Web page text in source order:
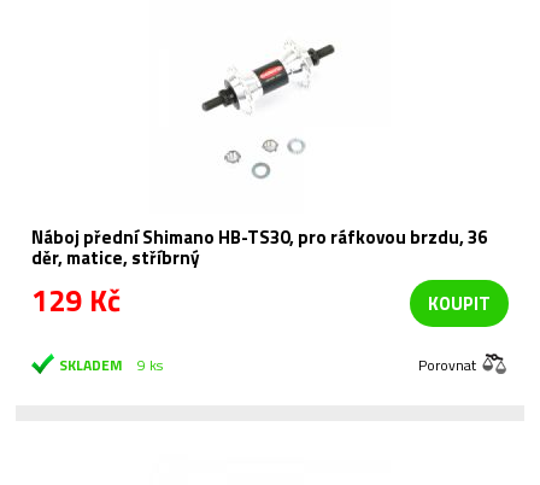
Náboj přední Shimano HB-TS30, pro ráfkovou brzdu, 36
děr, matice, stříbrný
129 Kč KOUPIT
SKLADEM 9 ks Porovnat